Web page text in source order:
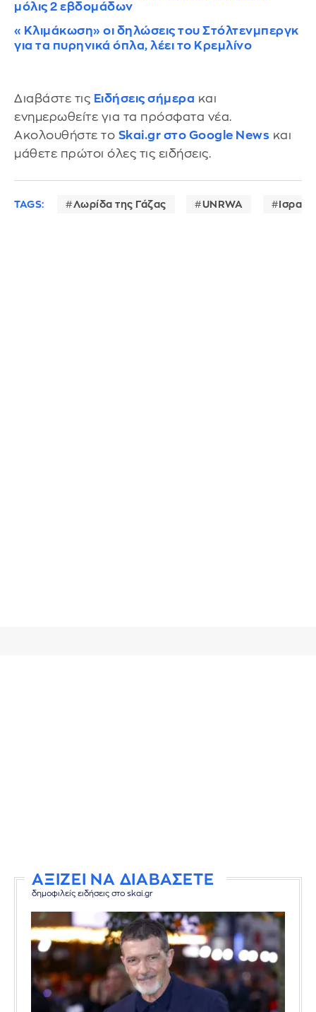
μόλις 2 εβδομάδων
«Κλιμάκωση» οι δηλώσεις του Στόλτενμπεργκ
για τα πυρηνικά όπλα, λέει το Κρεμλίνο
Διαβάστε τις Ειδήσεις σήμερα και
ενημερωθείτε για τα πρόσφατα νέα.
Ακολουθήστε το Skai.gr στο Google News και
μάθετε πρώτοι όλες τις ειδήσεις.
TAGS: Λωρίδα της Γάζας UNRWA Ισραήλ
ΑΞΙΖΕΙ ΝΑ ΔΙΑΒΑΣΕΤΕ
δημοφιλείς ειδήσεις στο skai.gr